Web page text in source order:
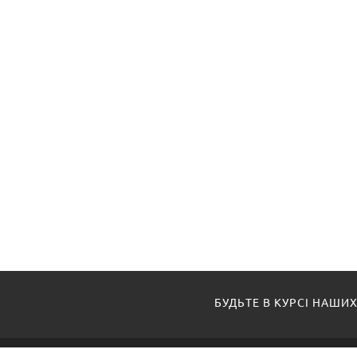
БУДЬТЕ В КУРСІ